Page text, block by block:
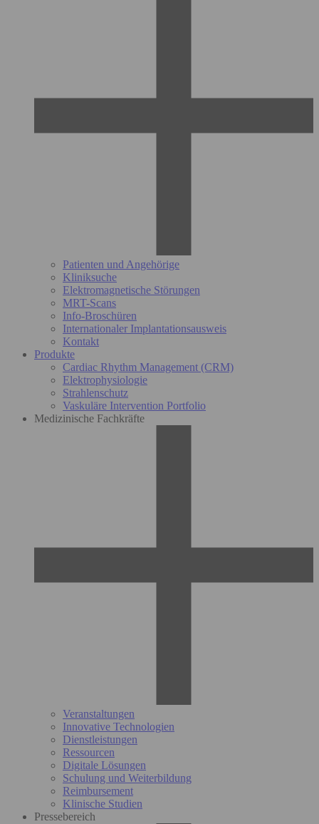
Patienten und Angehörige
Kliniksuche
Elektromagnetische Störungen
MRT-Scans
Info-Broschüren
Internationaler Implantationsausweis
Kontakt
Produkte
Cardiac Rhythm Management (CRM)
Elektrophysiologie
Strahlenschutz
Vaskuläre Intervention Portfolio
Medizinische Fachkräfte
Veranstaltungen
Innovative Technologien
Dienstleistungen
Ressourcen
Digitale Lösungen
Schulung und Weiterbildung
Reimbursement
Klinische Studien
Pressebereich